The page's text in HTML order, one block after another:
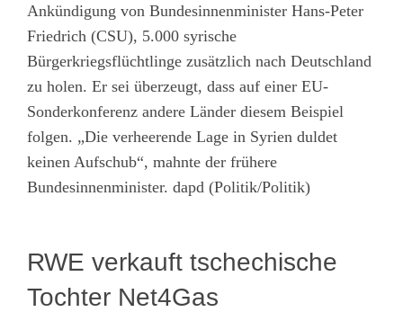
Ankündigung von Bundesinnenminister Hans-Peter
Friedrich (CSU), 5.000 syrische
Bürgerkriegsflüchtlinge zusätzlich nach Deutschland
zu holen. Er sei überzeugt, dass auf einer EU-
Sonderkonferenz andere Länder diesem Beispiel
folgen. „Die verheerende Lage in Syrien duldet
keinen Aufschub“, mahnte der frühere
Bundesinnenminister. dapd (Politik/Politik)
RWE verkauft tschechische
Tochter Net4Gas